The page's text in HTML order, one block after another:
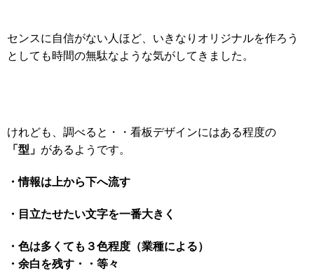
センスに自信がない人ほど、いきなりオリジナルを作ろう
としても時間の無駄なような気がしてきました。
けれども、調べると・・看板デザインにはある程度の
「型」 があるようです。
・情報は上から下へ流す
・目立たせたい文字を一番大きく
・色は多くても３色程度（業種による）
・余白を残す・・等々